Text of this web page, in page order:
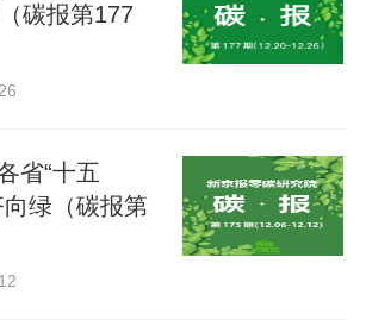
选址不会走向极端，而是形
工格局。
，保障低时延服务；但大模
规模智算集群这类高耗能算
逻辑必然转向“低价+稳定绿
碳报第177
省“十五
绿（碳报第